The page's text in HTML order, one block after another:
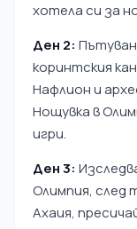
хотела си за
Ден 2:
коринтския
Нафлион и
Нощувка в
игри.
Ден 3:
Олимпия, след
Ахаия,